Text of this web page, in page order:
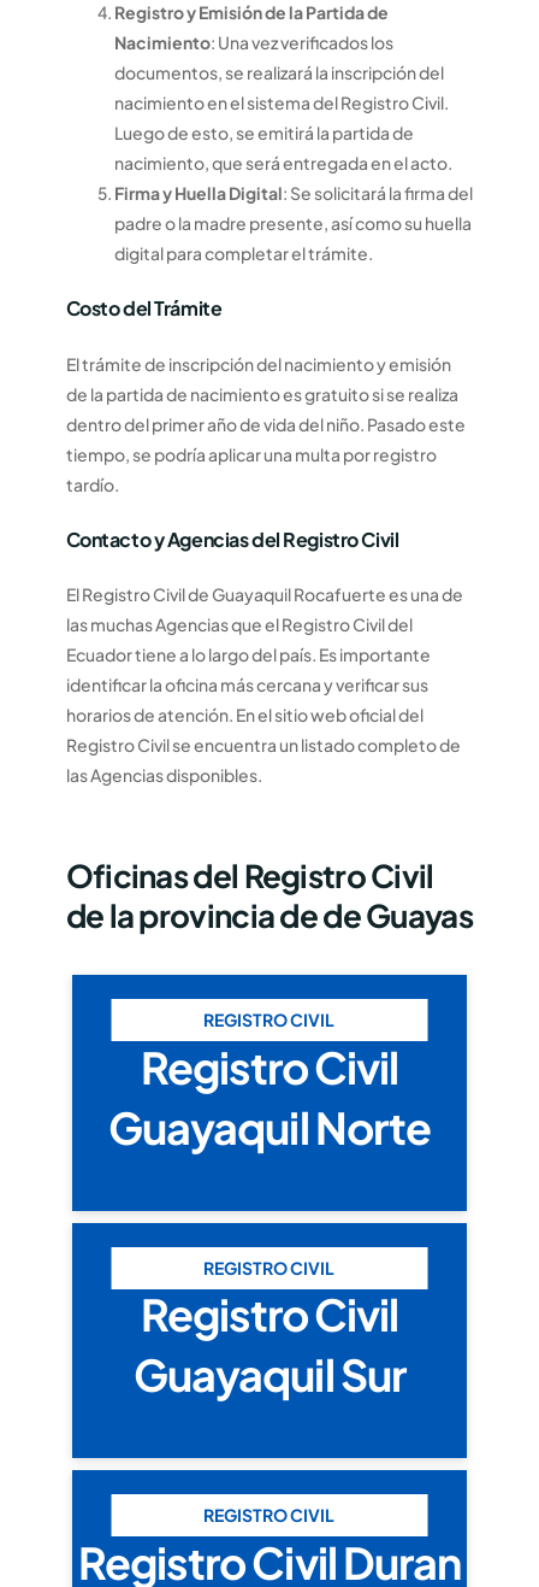
Registro y Emisión de la Partida de
Nacimiento: Una vez verificados los
documentos, se realizará la inscripción del
nacimiento en el sistema del Registro Civil.
Luego de esto, se emitirá la partida de
nacimiento, que será entregada en el acto.
Firma y Huella Digital: Se solicitará la firma del
padre o la madre presente, así como su huella
digital para completar el trámite.
Costo del Trámite
El trámite de inscripción del nacimiento y emisión
de la partida de nacimiento es gratuito si se realiza
dentro del primer año de vida del niño. Pasado este
tiempo, se podría aplicar una multa por registro
tardío.
Contacto y Agencias del Registro Civil
El Registro Civil de Guayaquil Rocafuerte es una de
las muchas Agencias que el Registro Civil del
Ecuador tiene a lo largo del país. Es importante
identificar la oficina más cercana y verificar sus
horarios de atención. En el sitio web oficial del
Registro Civil se encuentra un listado completo de
las Agencias disponibles.
Oficinas del Registro Civil
de la provincia de de Guayas
REGISTRO CIVIL
Registro Civil
Guayaquil Norte
REGISTRO CIVIL
Registro Civil
Guayaquil Sur
REGISTRO CIVIL
Registro Civil Duran